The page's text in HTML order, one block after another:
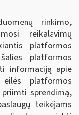
rinkimo,
reikalavimų
platformos
platformos
informaciją apie
platformos
sprendimą,
teikėjams